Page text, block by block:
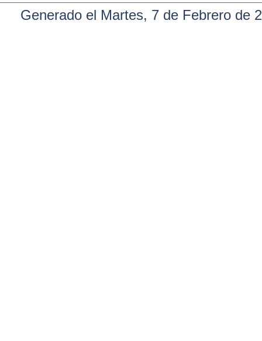
Generado el Martes, 7 de Febrero de